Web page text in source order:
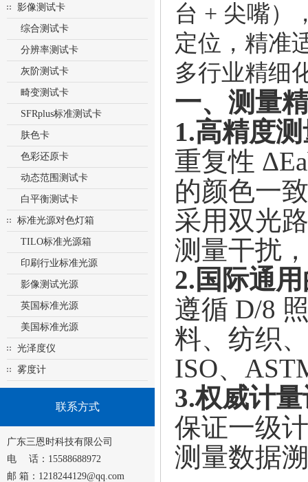
影像测试卡
综合测试卡
分辨率测试卡
灰阶测试卡
畸变测试卡
SFRplus标准测试卡
肤色卡
色彩还原卡
动态范围测试卡
白平衡测试卡
标准光源对色灯箱
TILO标准光源箱
印刷行业标准光源
影像测试光源
英国标准光源
美国标准光源
光泽度仪
雾度计
联系方式
广东三恩时科技有限公司
电 话：15588688972
邮 箱：1218244129@qq.com
台 + 尖嘴）
定位，精准
多行业精细
一、测量
1.高精度
重复性
的颜色一
采用双光
测量干扰
2.国际通
遵循 D/8
料、纺织
ISO、
3.权威计
保证一级
测量数据